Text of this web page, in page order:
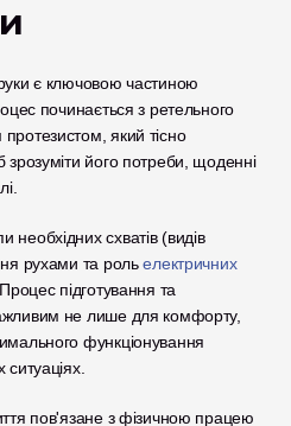
є ключовою частиною
починається з ретельного
який тісно
його потреби, щоденні
схватів (видів
рухами та роль електричних
підготування та
не лише для комфорту,
функціонування
пов'язане з фізичною працею